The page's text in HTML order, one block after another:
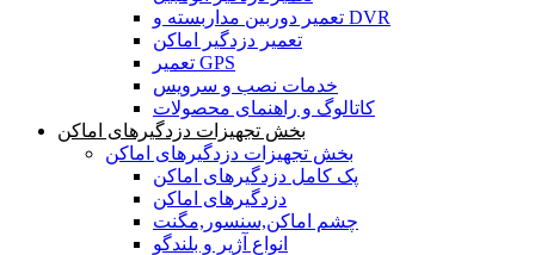
تعمیر دوربین مداربسته و DVR
تعمیر دزدگیر اماکن
تعمیر GPS
خدمات نصب و سرویس
کاتالوگ و راهنمای محصولات
بخش تجهیزات دزدگیرهای اماکن
بخش تجهیزات دزدگیرهای اماکن
پک کامل دزدگیرهای اماکن
دزدگیرهای اماکن
چشم اماکن,سنسور,مگنت
انواع آژیر و بلندگو